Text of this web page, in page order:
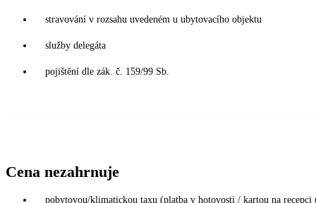
stravování v rozsahu uvedeném u ubytovacího objektu
služby delegáta
pojištění dle zák. č. 159/99 Sb.
Cena nezahrnuje
pobytovou/klimatickou taxu (platba v hotovosti / kartou na